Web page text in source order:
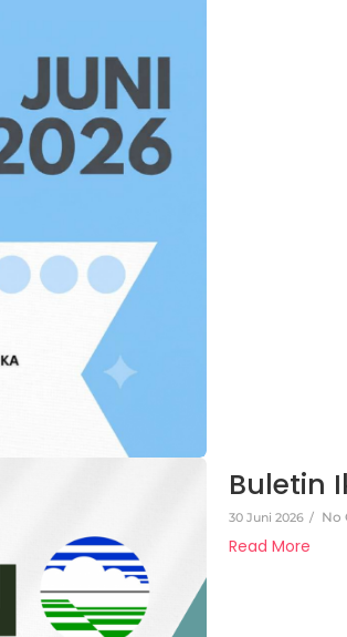
Buletin
30 Juni 2026 / No
Read More